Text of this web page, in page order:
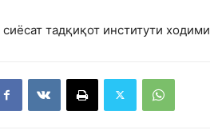
тадқиқот институти ходими